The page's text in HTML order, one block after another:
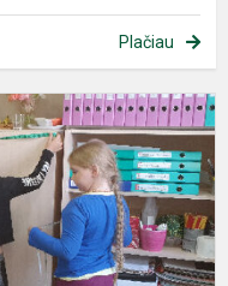
Plačiau